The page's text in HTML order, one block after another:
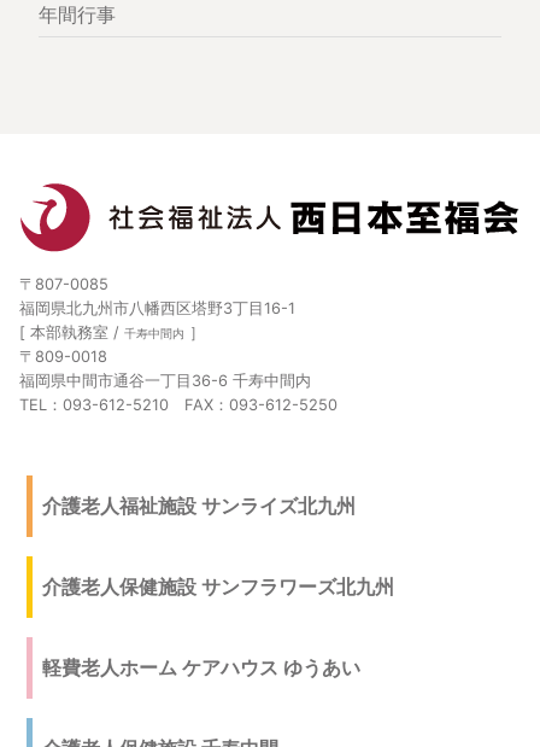
年間行事
〒807-0085
福岡県北九州市八幡西区塔野3丁目16-1
[ 本部執務室 / 千寿中間内 ］
〒809-0018
福岡県中間市通谷一丁目36-6 千寿中間内
TEL：093-612-5210 FAX：093-612-5250
介護老人福祉施設 サンライズ北九州
介護老人保健施設 サンフラワーズ北九州
軽費老人ホーム ケアハウス ゆうあい